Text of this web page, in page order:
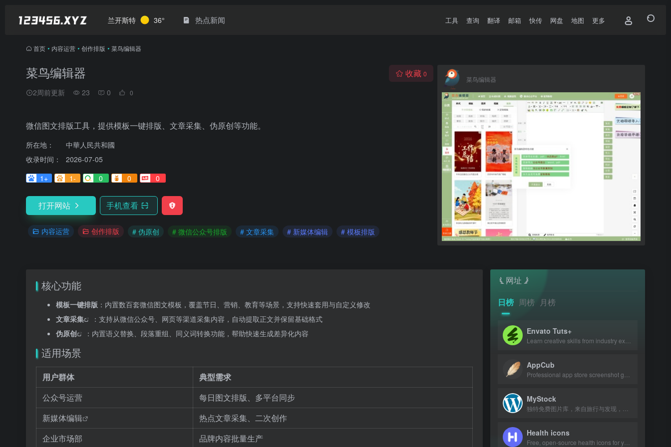
兰开斯特 36° 热点新闻 工具 查询 翻译 邮箱 快传 网盘 地图 更多
首页 • 内容运营 • 创作排版 • 菜鸟编辑器
菜鸟编辑器
2周前更新 23 0 0
收藏 0
微信图文排版工具，提供模板一键排版、文章采集、伪原创等功能。
所在地：
中華人民共和國
收录时间：
2026-07-05
1+
1- 0 0 0
打开网站 手机查看
内容运营 创作排版 # 伪原创 # 微信公众号排版 # 文章采集 # 新媒体编辑 # 模板排版
菜鸟编辑器
核心功能
模板一键排版 ：内置数百套微信图文模板，覆盖节日、营销、教育等场景，支持快速套用与自定义修改
文章采集
：支持从微信公众号、网页等渠道采集内容，自动提取正文并保留基础格式
伪原创
：内置语义替换、段落重组、同义词转换功能，帮助快速生成差异化内容
适用场景
用户群体
典型需求
公众号运营
每日图文排版、多平台同步
新媒体编辑
热点文章采集、二次创作
企业市场部
品牌内容批量生产
网址
日榜 周榜 月榜
Envato Tuts+
AppCub
MyStock
Health icons